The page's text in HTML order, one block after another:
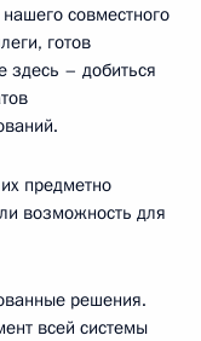
совместного
готов
здесь – добиться
предметно
возможность для
решения.
всей системы